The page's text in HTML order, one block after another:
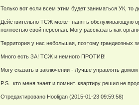
Только вот если всем этим будет заниматься УК, то
Действительно ТСЖ может нанять обслуживающую
полностью свой персонал. Могу рассказать как
Территория у нас небольшая, поэтому грандиозных
Много есть ЗА! ТСЖ и немного ПРОТИВ!
Могу сказать в заключении - Лучше управлять
P.S. кто меня знает и помнит. квартиру решил не
Отредактировано Hooligan (2015-01-23 09:59:58)